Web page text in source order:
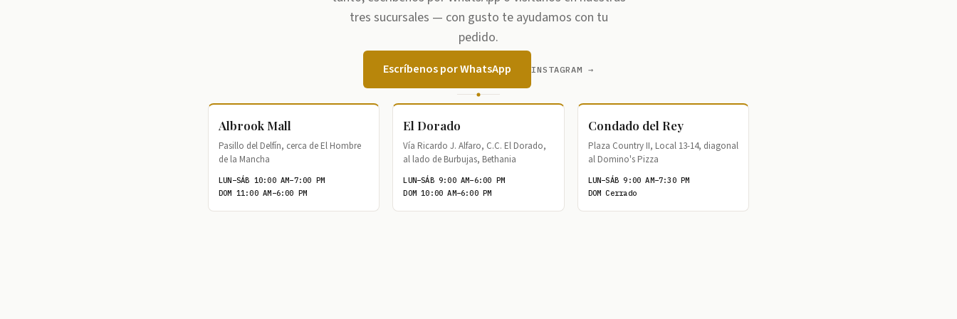
tres sucursales — con gusto te ayudamos con tu
pedido.
Escríbenos por WhatsApp INSTAGRAM →
Albrook Mall
Pasillo del Delfín, cerca de El Hombre
de la Mancha
LUN–SÁB 10:00 AM–7:00 PM
DOM 11:00 AM–6:00 PM
El Dorado
Vía Ricardo J. Alfaro, C.C. El Dorado,
al lado de Burbujas, Bethania
LUN–SÁB 9:00 AM–6:00 PM
DOM 10:00 AM–6:00 PM
Condado del Rey
Plaza Country II, Local 13-14, diagonal
al Domino's Pizza
LUN–SÁB 9:00 AM–7:30 PM
DOM Cerrado